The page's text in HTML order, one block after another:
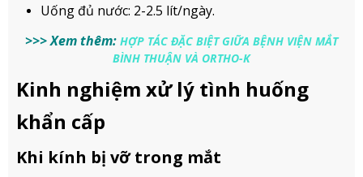
Uống đủ nước: 2-2.5 lít/ngày.
>>> Xem thêm: HỢP TÁC ĐẶC BIỆT GIỮA BỆNH VIỆN MẮT
BÌNH THUẬN VÀ ORTHO-K
Kinh nghiệm xử lý tình huống
khẩn cấp
Khi kính bị vỡ trong mắt